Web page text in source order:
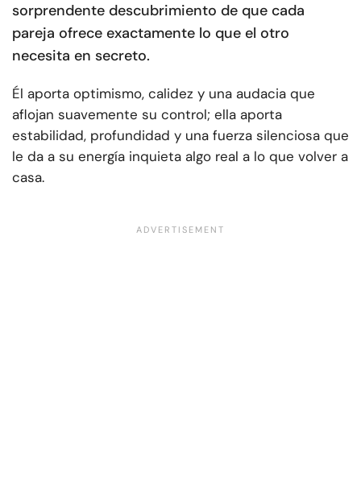
sorprendente descubrimiento de que cada
pareja ofrece exactamente lo que el otro
necesita en secreto.
Él aporta optimismo, calidez y una audacia que
aflojan suavemente su control; ella aporta
estabilidad, profundidad y una fuerza silenciosa que
le da a su energía inquieta algo real a lo que volver a
casa.